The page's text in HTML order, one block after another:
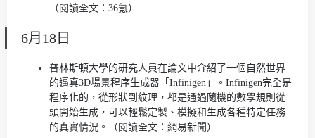
（閱讀全文：36氪）
6月18日
普林斯頓大學的研究人員在論文中介紹了一個自然世界
的逼真3D場景程序生成器「Infinigen」。Infinigen完全是
程序化的，從形狀到紋理，都是通過隨機的數學規則從
頭開始生成，可以輕鬆定製、模擬和生成各種特定任務
的真實情況。（閱讀全文：網易新聞）